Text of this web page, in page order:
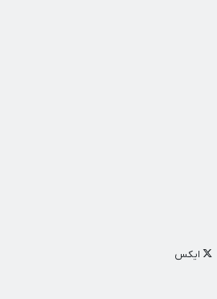
ایکس